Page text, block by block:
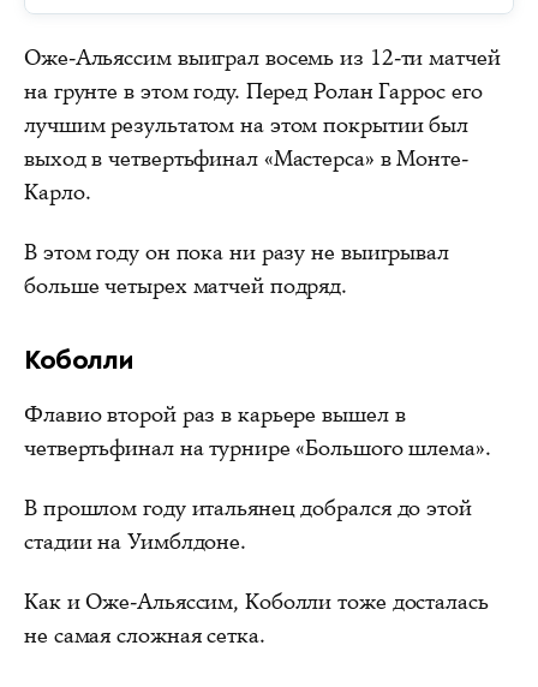
Оже-Альяссим выиграл восемь из 12-ти матчей
на грунте в этом году. Перед Ролан Гаррос его
лучшим результатом на этом покрытии был
выход в четвертьфинал «Мастерса» в Монте-
Карло.
В этом году он пока ни разу не выигрывал
больше четырех матчей подряд.
Коболли
Флавио второй раз в карьере вышел в
четвертьфинал на турнире «Большого шлема».
В прошлом году итальянец добрался до этой
стадии на Уимблдоне.
Как и Оже-Альяссим, Коболли тоже досталась
не самая сложная сетка.